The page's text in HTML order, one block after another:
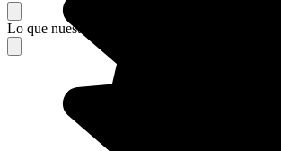
Lo que nuestros viajeros piensan de su estancia